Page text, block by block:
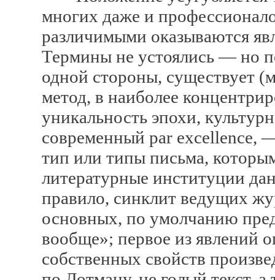
многих даже и
различимыми оказываются
Термины не устоялись — но
одной стороны, существует
метод, в наиболее
уникальность эпохи,
современный par excellence,
тип или типы письма,
литературные институции
правило, синклит ведущих
основных, по умолчанию
вообще»; первое из явлений
собственных свойств